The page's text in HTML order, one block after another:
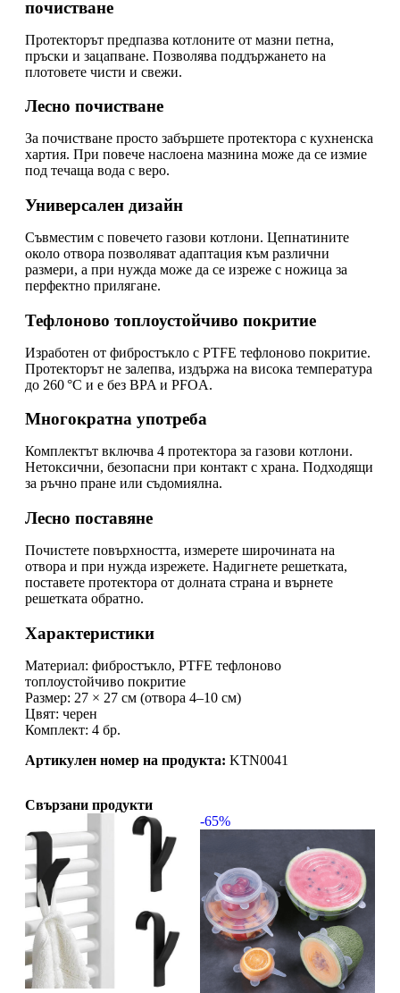
почистване
Протекторът предпазва котлоните от мазни петна,
пръски и зацапване. Позволява поддържането на
плотовете чисти и свежи.
Лесно почистване
За почистване просто забършете протектора с кухненска
хартия. При повече наслоена мазнина може да се измие
под течаща вода с веро.
Универсален дизайн
Съвместим с повечето газови котлони. Цепнатините
около отвора позволяват адаптация към различни
размери, а при нужда може да се изреже с ножица за
перфектно прилягане.
Тефлоново топлоустойчиво покритие
Изработен от фибростъкло с PTFE тефлоново покритие.
Протекторът не залепва, издържа на висока температура
до 260 °C и е без BPA и PFOA.
Многократна употреба
Комплектът включва 4 протектора за газови котлони.
Нетоксични, безопасни при контакт с храна. Подходящи
за ръчно пране или съдомиялна.
Лесно поставяне
Почистете повърхността, измерете широчината на
отвора и при нужда изрежете. Надигнете решетката,
поставете протектора от долната страна и върнете
решетката обратно.
Характеристики
Материал: фибростъкло, PTFE тефлоново
топлоустойчиво покритие
Размер: 27 × 27 см (отвора 4–10 см)
Цвят: черен
Комплект: 4 бр.
Артикулен номер на продукта: KTN0041
Свързани продукти
-65%